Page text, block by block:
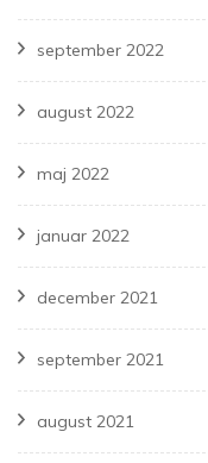
september 2022
august 2022
maj 2022
januar 2022
december 2021
september 2021
august 2021